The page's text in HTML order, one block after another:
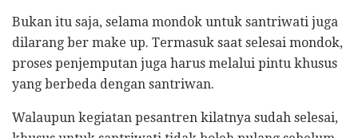
Bukan itu saja, selama mondok untuk santriwati juga
dilarang ber make up. Termasuk saat selesai mondok,
proses penjemputan juga harus melalui pintu khusus
yang berbeda dengan santriwan.
Walaupun kegiatan pesantren kilatnya sudah selesai,